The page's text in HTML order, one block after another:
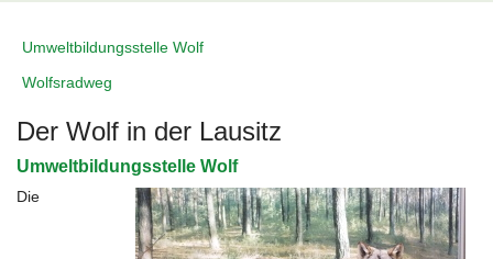
Umweltbildungsstelle Wolf
Wolfsradweg
Der Wolf in der Lausitz
Umweltbildungsstelle Wolf
Die